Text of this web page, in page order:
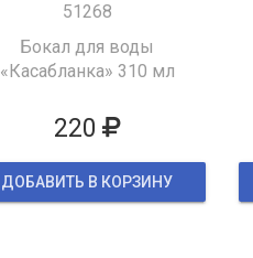
51268
Бокал для воды
«Касабланка» 310 мл
220
ДОБАВИТЬ В КОРЗИНУ